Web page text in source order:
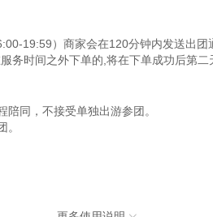
19:59）商家会在120分钟内发送出
时间之外下单的,将在下单成功后第二
同，不接受单独出游参团。